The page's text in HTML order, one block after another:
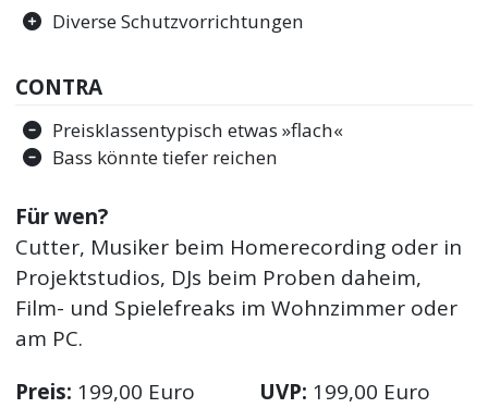
Diverse Schutzvorrichtungen
CONTRA
Preisklassentypisch etwas »flach«
Bass könnte tiefer reichen
Für wen?
Cutter, Musiker beim Homerecording oder in
Projektstudios, DJs beim Proben daheim,
Film- und Spielefreaks im Wohnzimmer oder
am PC.
Preis: 199,00 Euro UVP: 199,00 Euro